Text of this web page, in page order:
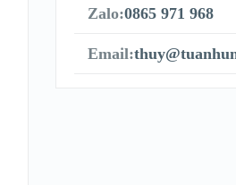
Zalo:0865 971 968
Email: